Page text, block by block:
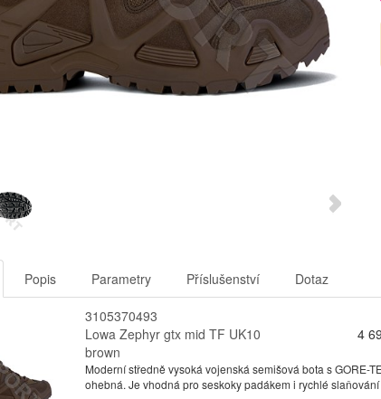
Popis Parametry Příslušenství Dotaz
3105370493
Lowa Zephyr gtx mid TF UK10
brown
4
Moderní středně vysoká vojenská semišová bota s
ohebná. Je vhodná pro seskoky padákem i rychlé slaňování